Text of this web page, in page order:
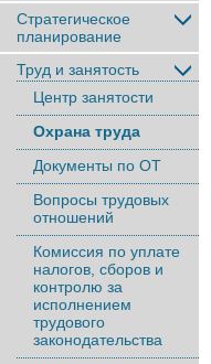
Стратегическое
планирование
Труд и занятость
Центр занятости
Охрана труда
Документы по ОТ
Вопросы трудовых
отношений
Комиссия по уплате
налогов, сборов и
контролю за
исполнением
трудового
законодательства